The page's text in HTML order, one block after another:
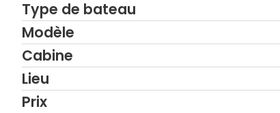
Type de bateau
Modèle
Cabine
Lieu
Prix